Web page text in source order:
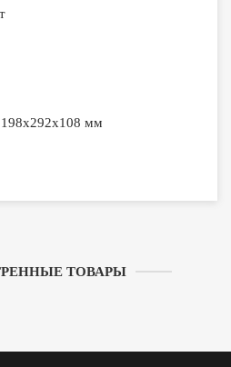
198х292х108 мм
ТОВАРЫ